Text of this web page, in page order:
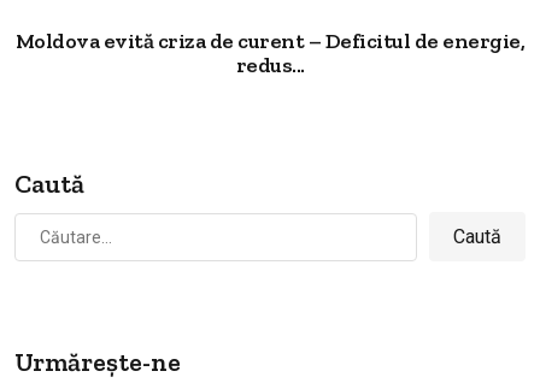
Moldova evită criza de curent – Deficitul de energie,
redus...
Caută
Caută
după:
Urmărește-ne